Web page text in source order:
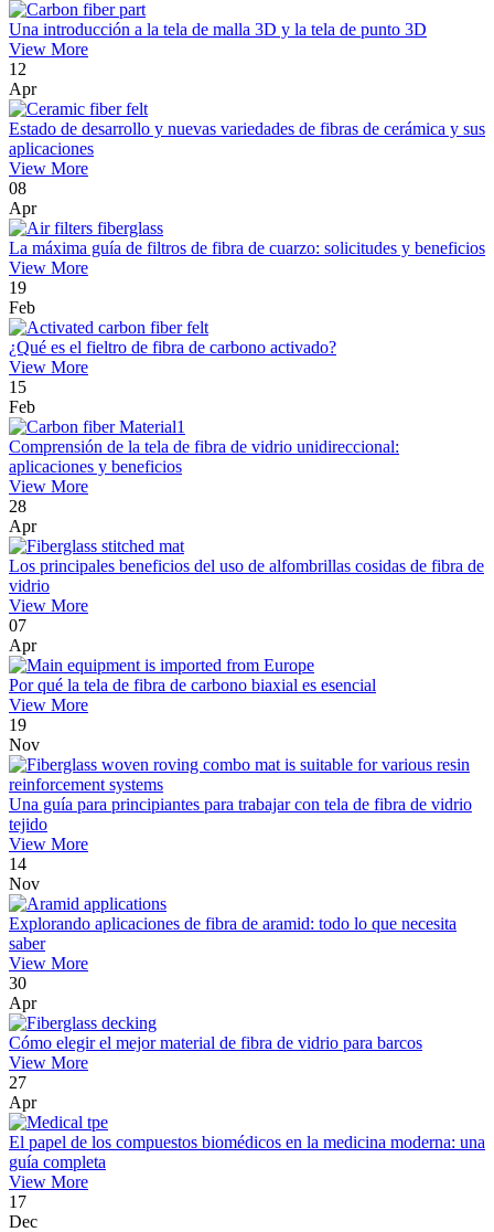
Una introducción a la tela de malla 3D y la tela de punto 3D
View More
12
Apr
Estado de desarrollo y nuevas variedades de fibras de cerámica y sus
aplicaciones
View More
08
Apr
La máxima guía de filtros de fibra de cuarzo: solicitudes y beneficios
View More
19
Feb
¿Qué es el fieltro de fibra de carbono activado?
View More
15
Feb
Comprensión de la tela de fibra de vidrio unidireccional:
aplicaciones y beneficios
View More
28
Apr
Los principales beneficios del uso de alfombrillas cosidas de fibra de
vidrio
View More
07
Apr
Por qué la tela de fibra de carbono biaxial es esencial
View More
19
Nov
Una guía para principiantes para trabajar con tela de fibra de vidrio
tejido
View More
14
Nov
Explorando aplicaciones de fibra de aramid: todo lo que necesita
saber
View More
30
Apr
Cómo elegir el mejor material de fibra de vidrio para barcos
View More
27
Apr
El papel de los compuestos biomédicos en la medicina moderna: una
guía completa
View More
17
Dec